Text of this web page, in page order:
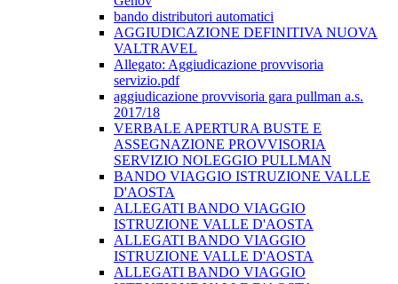
bando distributori automatici
AGGIUDICAZIONE DEFINITIVA NUOVA
VALTRAVEL
Allegato: Aggiudicazione provvisoria
servizio.pdf
aggiudicazione provvisoria gara pullman a.s.
2017/18
VERBALE APERTURA BUSTE E
ASSEGNAZIONE PROVVISORIA
SERVIZIO NOLEGGIO PULLMAN
BANDO VIAGGIO ISTRUZIONE VALLE
D'AOSTA
ALLEGATI BANDO VIAGGIO
ISTRUZIONE VALLE D'AOSTA
ALLEGATI BANDO VIAGGIO
ISTRUZIONE VALLE D'AOSTA
ALLEGATI BANDO VIAGGIO